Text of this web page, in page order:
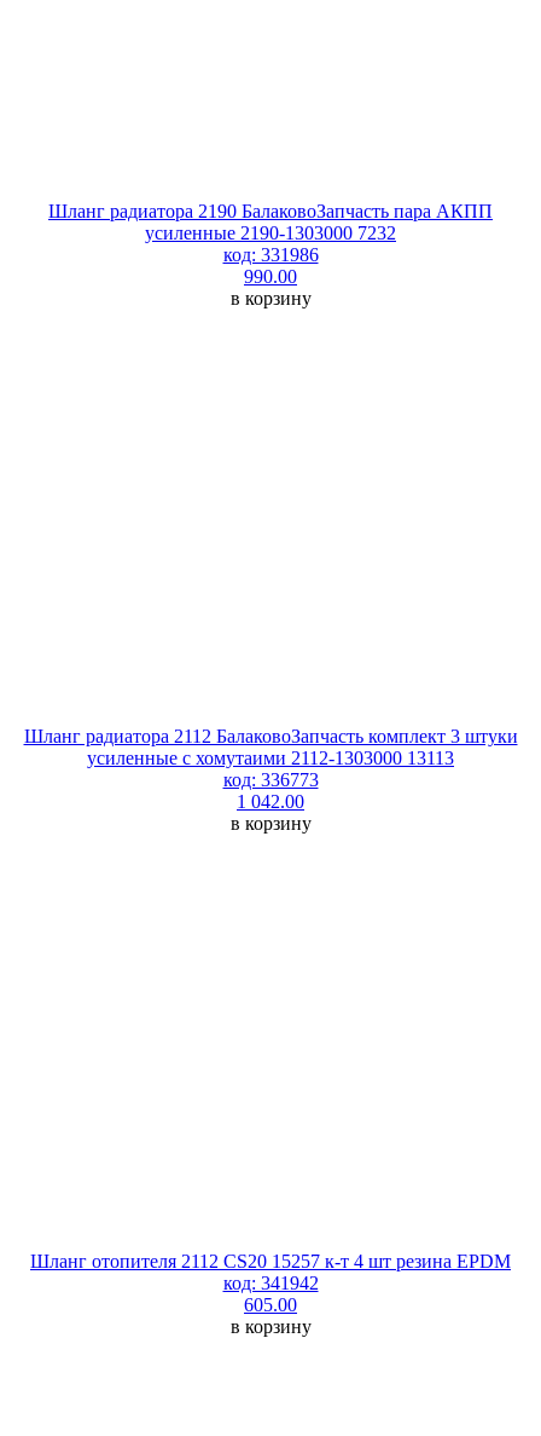
Шланг радиатора 2190 БалаковоЗапчасть пара АКПП
усиленные 2190-1303000 7232
код: 331986
990.00
в корзину
Шланг радиатора 2112 БалаковоЗапчасть комплект 3 штуки
усиленные с хомутаими 2112-1303000 13113
код: 336773
1 042.00
в корзину
Шланг отопителя 2112 CS20 15257 к-т 4 шт резина EPDM
код: 341942
605.00
в корзину